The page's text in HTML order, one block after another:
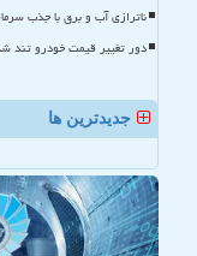
ناترازی آب و برق با جذب
دور تغییر قیمت خودرو تند
جدیدترین ها